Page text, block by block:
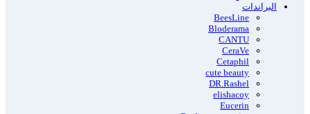
البراندات
BeesLine
Bloderama
CANTU
CeraVe
Cetaphil
cute beauty
DR.Rashel
elishacoy
Eucerin